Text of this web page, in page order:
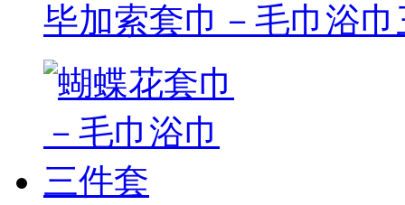
毕加索套巾－毛巾浴